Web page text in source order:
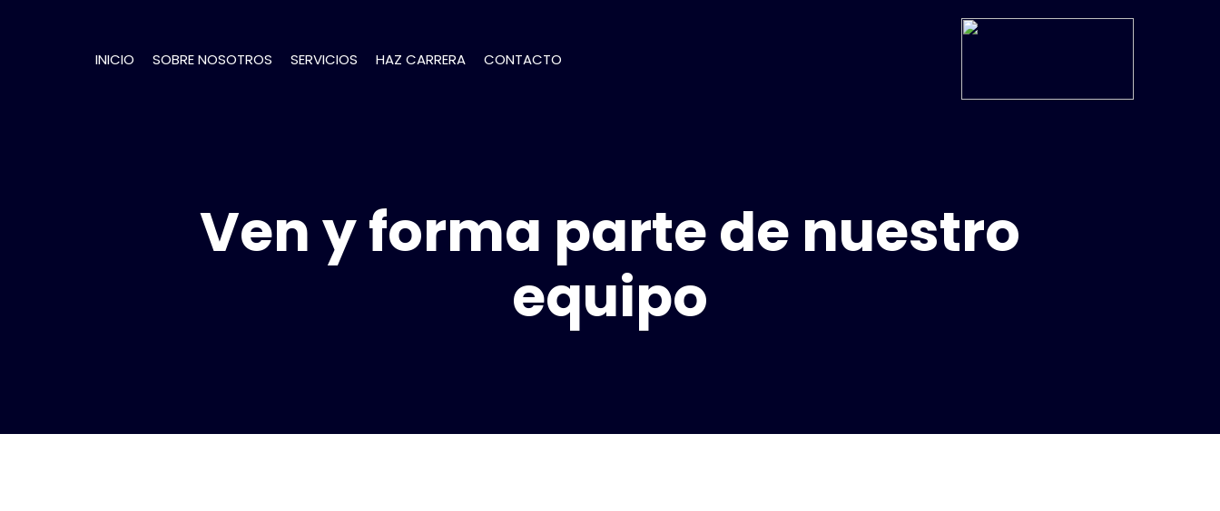
INICIO SOBRE NOSOTROS SERVICIOS HAZ CARRERA CONTACTO
Ven y forma parte de nuestro
equipo